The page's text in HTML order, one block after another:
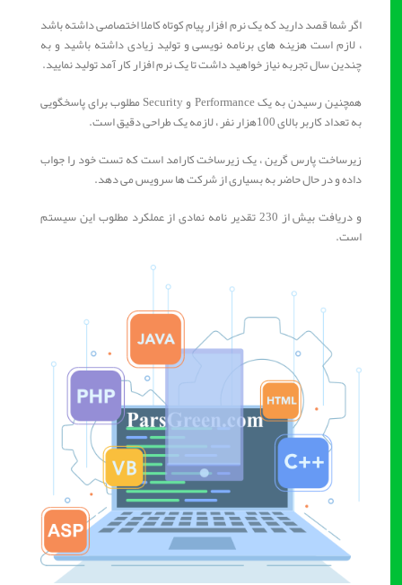
اگر شما قصد دارید که یک نرم افزار پیام کوتاه کاملا اختصاصی داشته باشد
، لازم است هزینه های برنامه نویسی و تولید زیادی داشته باشید و به
چندین سال تجربه نیاز خواهید داشت تا یک نرم افزار کار آمد تولید نمایید.
همچنین رسیدن به یک Performance و Security مطلوب برای پاسخگویی
به تعداد کاربر بالای 100هزار نفر ، لازمه یک طراحی دقیق است.
زیرساخت پارس گرین ، یک زیرساخت کارامد است که تست خود را جواب
داده و در حال حاضر به بسیاری از شرکت ها سرویس می دهد.
و دریافت بیش از 230 تقدیر نامه نمادی از عملکرد مطلوب این سیستم
است.